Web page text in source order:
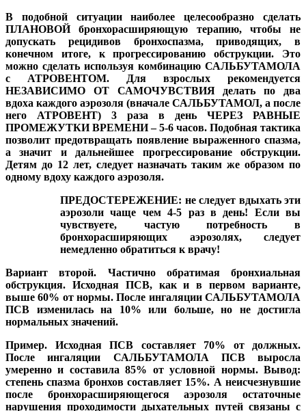
В подобной ситуации наиболее целесообразно сделать
ПЛАНОВОЙ бронхорасширяющую терапию, чтобы не
допускать рецидивов бронхоспазма, приводящих, в
конечном итоге, к прогрессированию обструкции. Это
можно сделать используя комбинацию САЛЬБУТАМОЛА
с АТРОВЕНТОМ. Для взрослых рекомендуется
НЕЗАВИСИМО ОТ САМОЧУВСТВИЯ делать по два
вдоха каждого аэрозоля (вначале САЛЬБУТАМОЛ, а после
него АТРОВЕНТ) 3 раза в день ЧЕРЕЗ РАВНЫЕ
ПРОМЕЖУТКИ ВРЕМЕНИ – 5-6 часов. Подобная тактика
позволит предотвращать появление выраженного спазма,
а значит и дальнейшее прогрессирование обструкции.
Детям до 12 лет, следует назначать таким же образом по
одному вдоху каждого аэрозоля.
ПРЕДОСТЕРЕЖЕНИЕ: не следует вдыхать эти
аэрозоли чаще чем 4-5 раз в день! Если вы
чувствуете, частую потребность в
бронхорасширяющих аэрозолях, следует
немедленно обратиться к врачу!
Вариант второй. Частично обратимая бронхиальная
обструкция. Исходная ПСВ, как и в первом варианте,
выше 60% от нормы. После ингаляции САЛЬБУТАМОЛА
ПСВ изменилась на 10% или больше, но не достигла
нормальных значений.
Пример. Исходная ПСВ составляет 70% от должных.
После ингаляции САЛЬБУТАМОЛА ПСВ выросла
умеренно и составила 85% от условной нормы. Вывод:
степень спазма бронхов составляет 15%. А неисчезнувшие
после бронхорасширяющегося аэрозоля остаточные
нарушения проходимости дыхательных путей связаны с